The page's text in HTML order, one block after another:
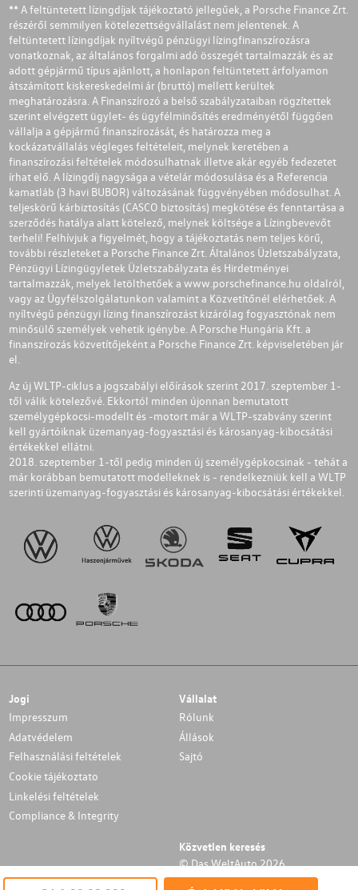
** A feltüntetett lízingdíjak tájékoztató jellegűek, a Porsche Finance Zrt.
részéről semmilyen kötelezettségvállalást nem jelentenek. A
feltüntetett lízingdíjak nyíltvégű pénzügyi lízingfinanszírozásra
vonatkoznak, az általános forgalmi adó összegét tartalmazzák és az
adott gépjármű típus ajánlott, a honlapon feltüntetett árfolyamon
átszámított kiskereskedelmi ár (bruttó) mellett kerültek
meghatározásra. A Finanszírozó a belső szabályzataiban rögzítettek
szerint elvégzett ügylet- és ügyfélminősítés eredményétől függően
vállalja a gépjármű finanszírozását, és határozza meg a
kockázatvállalás végleges feltételeit, melynek keretében a
finanszírozási feltételek módosulhatnak illetve akár egyéb fedezetet
írhat elő. A lízingdíj nagysága a vételár módosulása és a Referencia
kamatláb (3 havi BUBOR) változásának függvényében módosulhat. A
teljeskörű kárbiztosítás (CASCO biztosítás) megkötése és fenntartása a
szerződés hatálya alatt kötelező, melynek költsége a Lízingbevevőt
terheli! Felhívjuk a figyelmét, hogy a tájékoztatás nem teljes körű,
további részleteket a Porsche Finance Zrt. Általános Üzletszabályzata,
Pénzügyi Lízingügyletek Üzletszabályzata és Hirdetményei
tartalmazzák, melyek letölthetőek a www.porschefinance.hu oldalról,
vagy az Ügyfélszolgálatunkon valamint a Közvetítőnél elérhetőek. A
nyíltvégű pénzügyi lízing finanszírozást kizárólag fogyasztónak nem
minősülő személyek vehetik igénybe. A Porsche Hungária Kft. a
finanszírozás közvetítőjeként a Porsche Finance Zrt. képviseletében jár
el.
Az új WLTP-ciklus a jogszabályi előírások szerint 2017. szeptember 1-
től válik kötelezővé. Ekkortól minden újonnan bemutatott
személygépkocsi-modellt és -motort már a WLTP-szabvány szerint
kell gyártóiknak üzemanyag-fogyasztási és károsanyag-kibocsátási
értékekkel ellátni.
2018. szeptember 1-től pedig minden új személygépkocsinak - tehát a
már korábban bemutatott modelleknek is - rendelkezniük kell a WLTP
szerinti üzemanyag-fogyasztási és károsanyag-kibocsátási értékekkel.
Jogi
Impresszum
Adatvédelem
Felhasználási feltételek
Cookie tájékoztato
Linkelési feltételek
Compliance & Integrity
Vállalat
Rólunk
Állások
Sajtó
Közvetlen keresés
© Das WeltAuto 2026